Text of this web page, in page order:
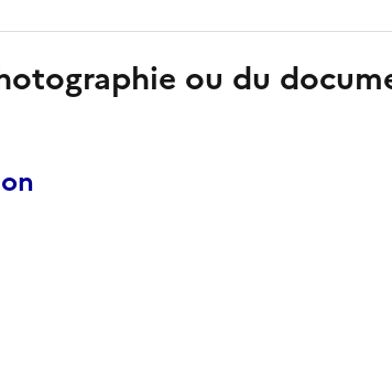
ou du